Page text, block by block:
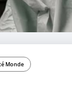
Monde